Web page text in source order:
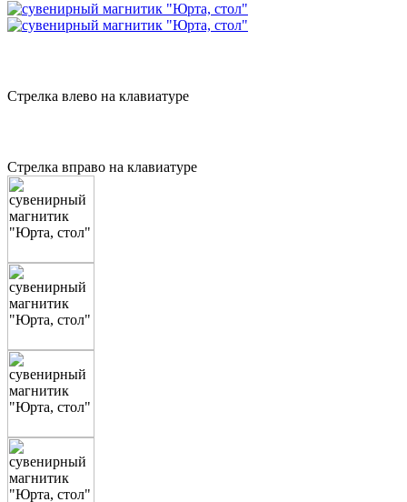
Стрелка влево на клавиатуре
Стрелка вправо на клавиатуре